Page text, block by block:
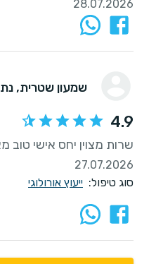
28.07.2026
שמעון שטרית,
4.9
שרות מצוין יחס אישי טוב
27.07.2026
סוג טיפול: ייעוץ אורולוגי